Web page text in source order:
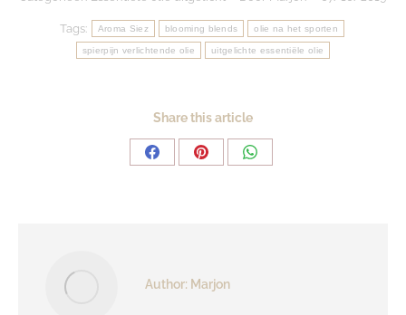
Tags: Aroma Siez blooming blends olie na het sporten
spierpijn verlichtende olie uitgelichte essentiële olie
Share this article
Share Share Share
Author: Marjon